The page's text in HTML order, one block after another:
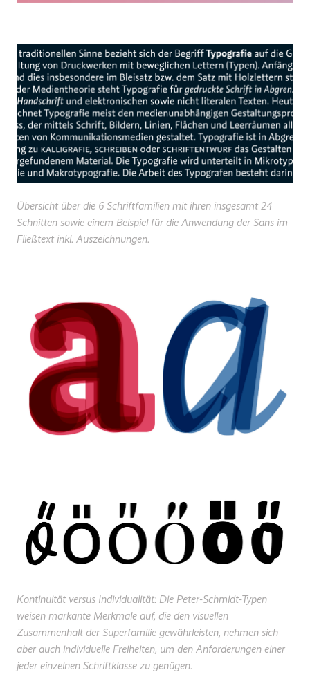
Übersicht über die 6 Schriftfamilien mit ihren insgesamt 24
Schnitten sowie einem Beispiel für die Anwendung der Sans im
Fließtext inkl. Auszeichnungen.
Kontinuität versus Individualität: Die Peter-Schmidt-Typen
weisen markante Merkmale auf, die den visuellen
Zusammenhalt der Superfamilie gewährleisten, nehmen sich
aber auch individuelle Freiheiten, um den Anforderungen einer
jeder einzelnen Schriftklasse zu genügen.